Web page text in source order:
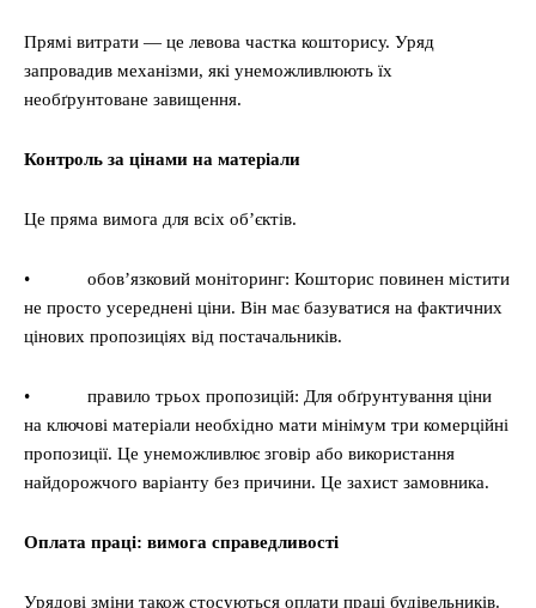
Прямі витрати — це левова частка кошторису. Уряд
запровадив механізми, які унеможливлюють їх
необґрунтоване завищення.
Контроль за цінами на матеріали
Це пряма вимога для всіх об’єктів.
• обов’язковий моніторинг: Кошторис повинен містити
не просто усереднені ціни. Він має базуватися на фактичних
цінових пропозиціях від постачальників.
• правило трьох пропозицій: Для обґрунтування ціни
на ключові матеріали необхідно мати мінімум три комерційні
пропозиції. Це унеможливлює зговір або використання
найдорожчого варіанту без причини. Це захист замовника.
Оплата праці: вимога справедливості
Урядові зміни також стосуються оплати праці будівельників.